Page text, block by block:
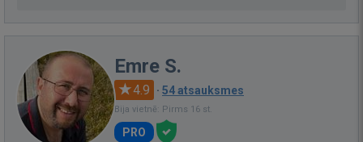
Emre S.
4.9 · 54 atsauksmes
Bija vietnē: Pirms 16 st.
PRO